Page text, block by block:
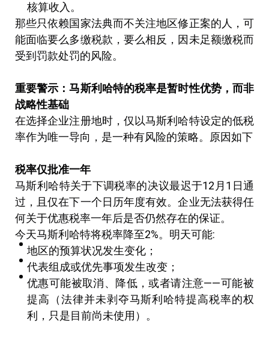
核算收入。
那些只依赖国家法典而不关注地区修正案的人，可
能面临要么多缴税款，要么相反，因未足额缴税而
受到罚款处罚的风险。
重要警示：马斯利哈特的税率是暂时性优势，而非
战略性基础
在选择企业注册地时，仅以马斯利哈特设定的低税
率作为唯一导向，是一种有风险的策略。原因如下
税率仅批准一年
马斯利哈特关于下调税率的决议最迟于12月1日通
过，且仅在下一个日历年度有效。企业无法获得任
何关于优惠税率一年后是否仍然存在的保证。
今天马斯利哈特将税率降至2%。明天可能:
地区的预算状况发生变化；
代表组成或优先事项发生改变；
优惠可能被取消、降低，或者请注意——可能被
提高（法律并未剥夺马斯利哈特提高税率的权
利，只是目前尚未使用）。